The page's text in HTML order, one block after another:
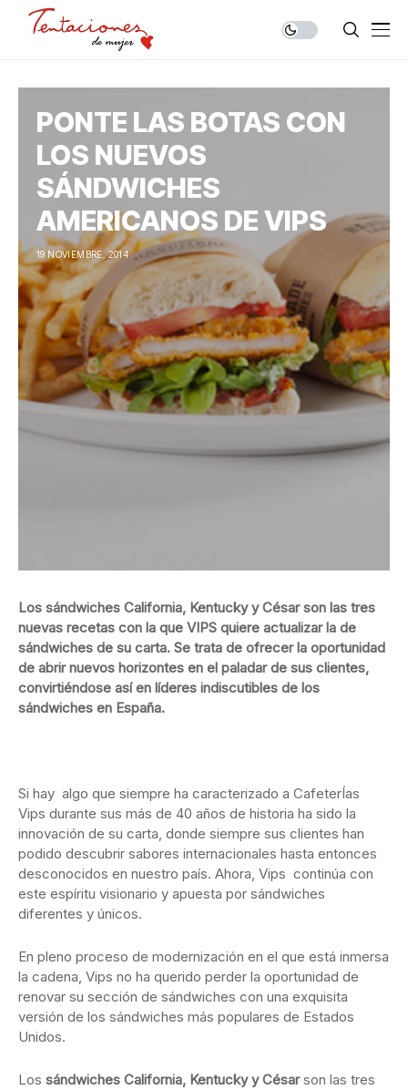
PONTE LAS BOTAS CON
LOS NUEVOS
SÁNDWICHES
AMERICANOS DE VIPS
19 NOVIEMBRE, 2014
Los sándwiches California, Kentucky y César son las tres
nuevas recetas con la que VIPS quiere actualizar la de
sándwiches de su carta. Se trata de ofrecer la oportunidad
de abrir nuevos horizontes en el paladar de sus clientes,
convirtiéndose así en líderes indiscutibles de los
sándwiches en España.
Si hay algo que siempre ha caracterizado a CafeterÍas
Vips durante sus más de 40 años de historia ha sido la
innovación de su carta, donde siempre sus clientes han
podido descubrir sabores internacionales hasta entonces
desconocidos en nuestro país. Ahora, Vips continúa con
este espíritu visionario y apuesta por sándwiches
diferentes y únicos.
En pleno proceso de modernización en el que está inmersa
la cadena, Vips no ha querido perder la oportunidad de
renovar su sección de sándwiches con una exquisita
versión de los sándwiches más populares de Estados
Unidos.
Los sándwiches California, Kentucky y Césarson las tres